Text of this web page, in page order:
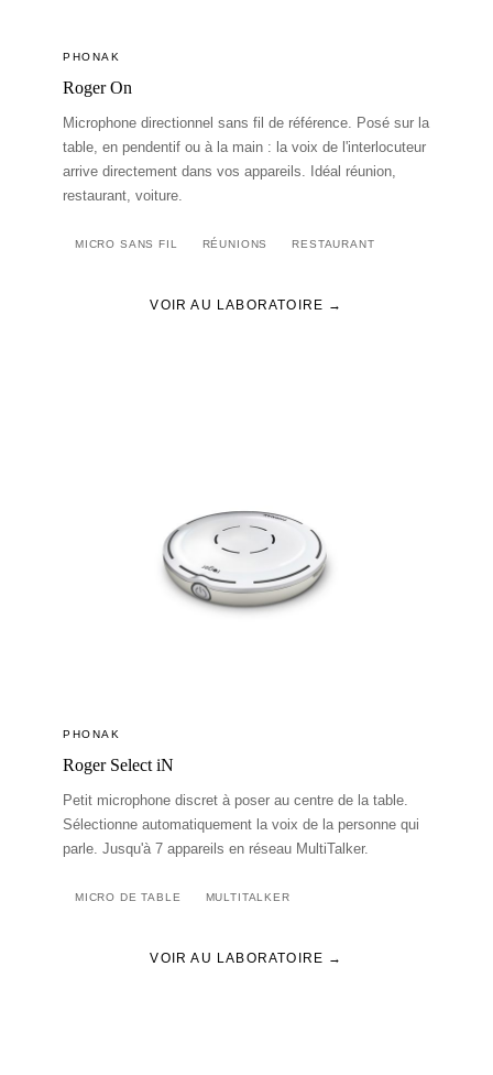
PHONAK
Roger On
Microphone directionnel sans fil de référence. Posé sur la
table, en pendentif ou à la main : la voix de l'interlocuteur
arrive directement dans vos appareils. Idéal réunion,
restaurant, voiture.
MICRO SANS FIL RÉUNIONS RESTAURANT
VOIR AU LABORATOIRE →
PHONAK
Roger Select iN
Petit microphone discret à poser au centre de la table.
Sélectionne automatiquement la voix de la personne qui
parle. Jusqu'à 7 appareils en réseau MultiTalker.
MICRO DE TABLE MULTITALKER
VOIR AU LABORATOIRE →